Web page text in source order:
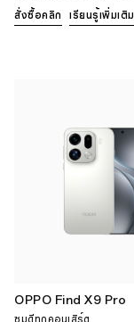
สั่งซื้อคลิก เรียนรู้เพิ่มเติม
OPPO Find X9 Pro
ซูมดีทุกคอนเสิร์ต